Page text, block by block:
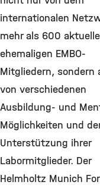
internationalen
mehr als 600
ehemaligen EMBO-
Mitgliedern, sondern
von verschiedenen
Ausbildung- und
Möglichkeiten und
Unterstützung ihrer
Labormitglieder. Der
Helmholtz Munich